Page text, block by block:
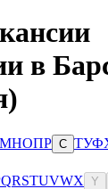
в
МНОПР С ТУФ
QRSTUVWX Y